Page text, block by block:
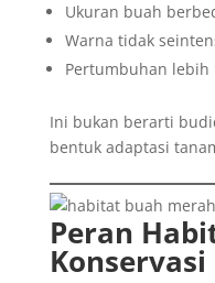
Ukuran buah
Warna tidak
Pertumbuhan lebih
Ini bukan berarti
bentuk adaptasi
Peran